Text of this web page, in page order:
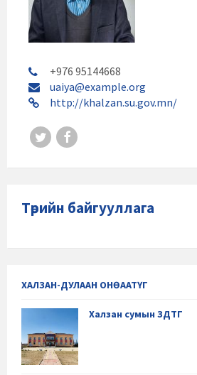
+976 95144668
uaiya@example.org
http://khalzan.su.gov.mn/
Төрийн байгууллага
ХАЛЗАН-ДУЛААН ОНӨААТҮГ
Халзан сумын ЗДТГ